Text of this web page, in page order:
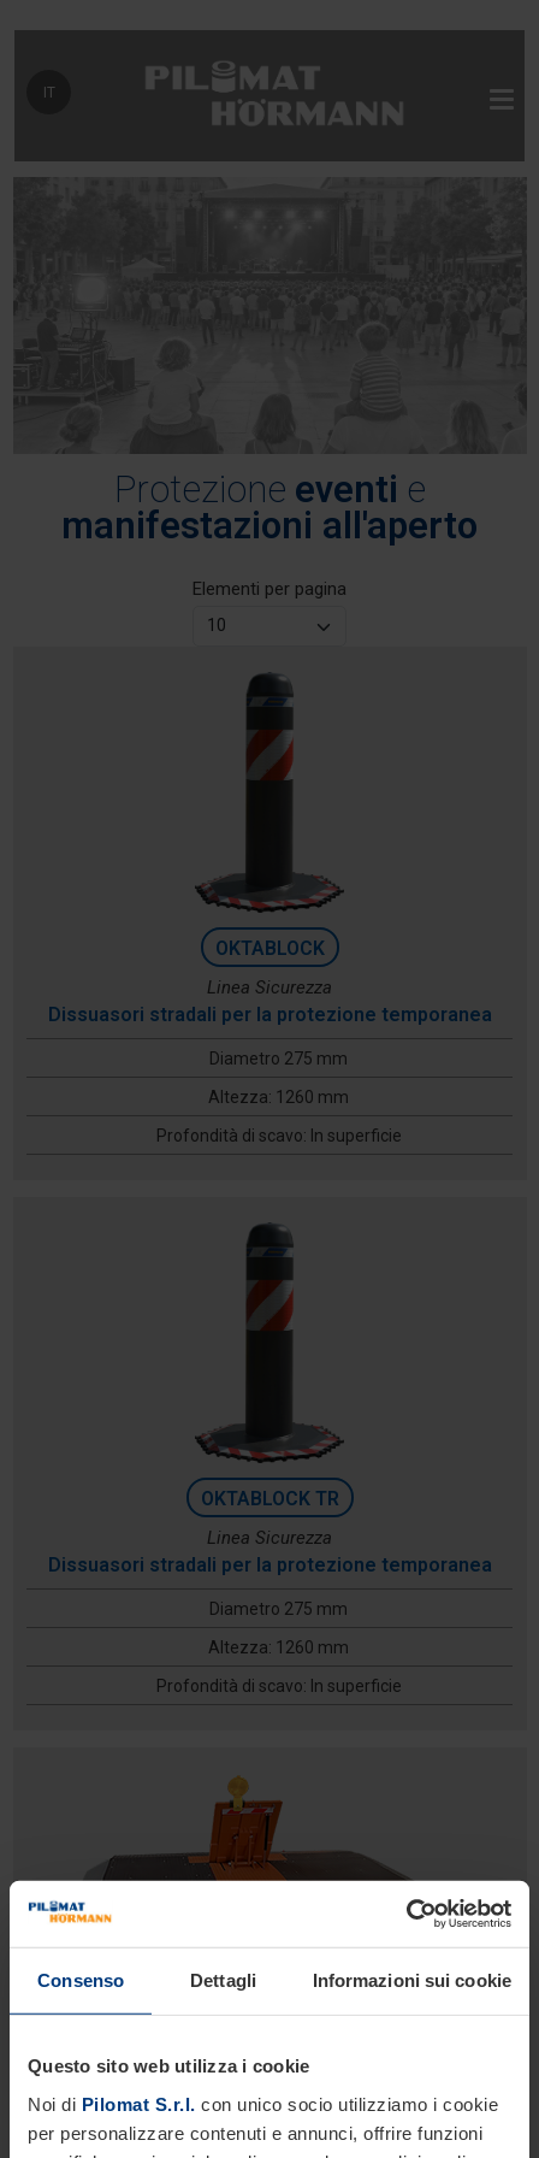
Consenso Dettagli Informazioni sui cookie
Questo sito web utilizza i cookie
Noi di Pilomat S.r.l. con unico socio utilizziamo i cookie
per personalizzare contenuti e annunci, offrire funzioni
Seleziona la tua lingua
IT
Protezione eventi e
manifestazioni all'aperto
Elementi per pagina
OKTABLOCK
Linea Sicurezza
Dissuasori stradali per la protezione temporanea
Diametro 275 mm
Altezza: 1260 mm
Profondità di scavo: In superficie
OKTABLOCK TR
Linea Sicurezza
Dissuasori stradali per la protezione temporanea
Diametro 275 mm
Altezza: 1260 mm
Profondità di scavo: In superficie
ROAD BLOCKER MOBILE
Dissuasori stradali per la protezione temporanea
Altezza 800 mm
Altezza: 800 mm